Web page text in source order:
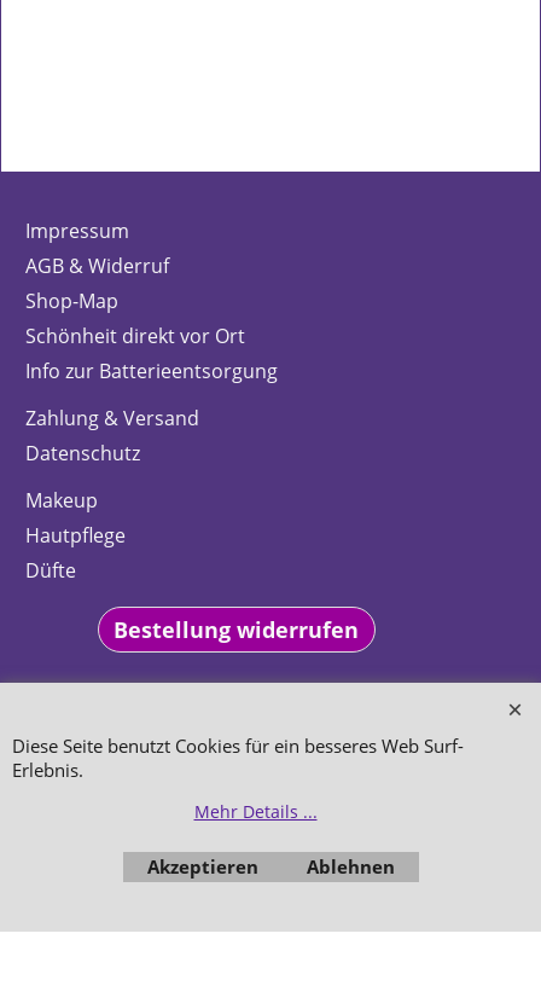
Impressum
AGB & Widerruf
Shop-Map
Schönheit direkt vor Ort
Info zur Batterieentsorgung
Zahlung & Versand
Datenschutz
Makeup
Hautpflege
Düfte
Bestellung widerrufen
Software.
Diese Seite benutzt Cookies für ein besseres Web Surf-
Erlebnis.
Mehr Details ...
Akzeptieren Ablehnen